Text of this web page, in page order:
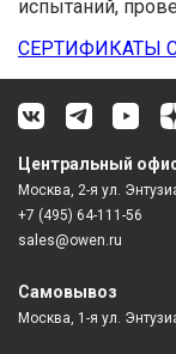
испытаний,
СЕРТИФИКАТЫ
Центральный
Москва, 2-я ул.
+7 (495) 64-111-56
sales@owen.ru
Самовывоз
Москва, 1-я ул.